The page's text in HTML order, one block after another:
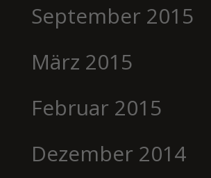
September 2015
März 2015
Februar 2015
Dezember 2014